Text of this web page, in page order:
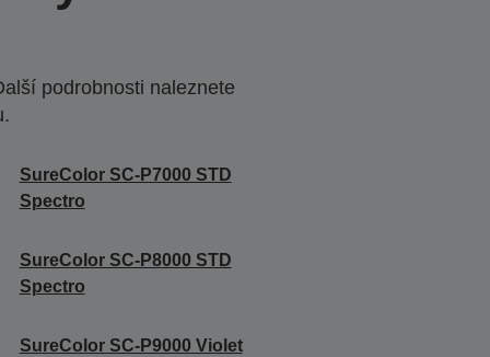
podrobnosti naleznete
SureColor SC-P7000 STD
Spectro
SureColor SC-P8000 STD
Spectro
SureColor SC-P9000 Violet